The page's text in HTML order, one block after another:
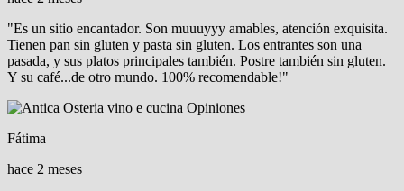
"Es un sitio encantador. Son muuuyyy amables, atención exquisita.
Tienen pan sin gluten y pasta sin gluten. Los entrantes son una
pasada, y sus platos principales también. Postre también sin gluten.
Y su café...de otro mundo. 100% recomendable!"
Fátima
hace 2 meses